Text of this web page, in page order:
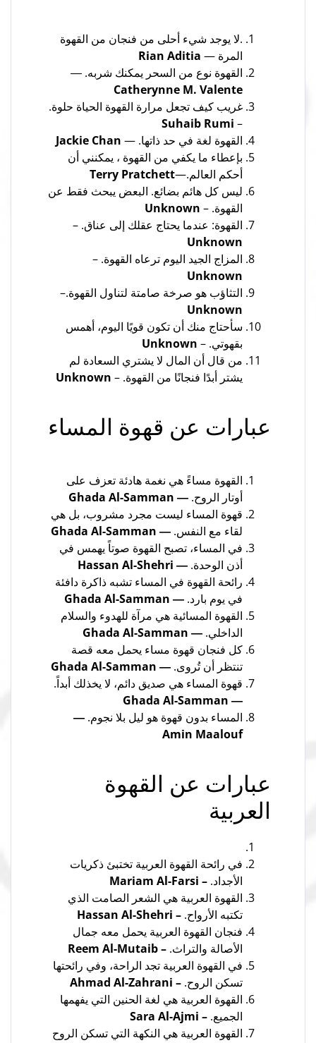
.لا يوجد شيء أحلى من فنجان من القهوة
المرة — Rian Aditia
القهوة نوع من السحر يمكنك شربه. ―
Catherynne M. Valente
غريب كيف تجعل مرارة القهوة الحياة حلوة.
–
Suhaib Rumi
القهوة لغة في حد ذاتها. — Jackie Chan
بإعطاء ما يكفي من القهوة ، يمكنني أن
أحكم العالم.—Terry Pratchett
ليس كل هائم بضائع. البعض يبحث فقط عن
القهوة. – Unknown
القهوة: عندما يحتاج عقلك إلى عناق. –
Unknown
المزاج الجيد اليوم ترعاه القهوة. –
Unknown
التثاؤب هو صرخة صامتة لتناول القهوة.–
Unknown
سأحتاج منك أن تكون قويًا اليوم، أهمس
بقهوتي. – Unknown
من قال أن المال لا يشتري السعادة لم
يشتر أبدًا فنجانًا من القهوة. – Unknown
عبارات عن قهوة المساء
القهوة مساءً هي نغمة هادئة تعزف على
أوتار الروح. ― Ghada Al-Samman
قهوة المساء ليست مجرد مشروب، بل هي
لقاء مع النفس. ― Ghada Al-Samman
في المساء، تصبح القهوة صوتاً يهمس في
أذن الوحدة. ― Hassan Al-Shehri
رائحة القهوة في المساء تشبه ذاكرة دافئة
في يوم بارد. ― Ghada Al-Samman
القهوة المسائية هي مرآة للهدوء والسلام
الداخلي. ― Ghada Al-Samman
كل فنجان قهوة مساء يحمل معه قصة
تنتظر أن تُروى. ― Ghada Al-Samman
قهوة المساء هي صديق دائم، لا يخذلك أبداً.
― Ghada Al-Samman
المساء بدون قهوة هو ليل بلا نجوم. ―
Amin Maalouf
عبارات عن القهوة
العربية
في رائحة القهوة العربية تختبئ ذكريات
الأجداد. – Mariam Al-Farsi
القهوة العربية هي الشعر الصامت الذي
تكتبه الأرواح. – Hassan Al-Shehri
فنجان القهوة العربية يحمل معه جمال
الأصالة والتراث. – Reem Al-Mutaib
في القهوة العربية تجد الراحة، وفي رائحتها
تسكن الروح. – Ahmad Al-Zahrani
القهوة العربية هي لغة الحنين التي يفهمها
الجميع. – Sara Al-Ajmi
القهوة العربية هي النكهة التي تسكن الروح